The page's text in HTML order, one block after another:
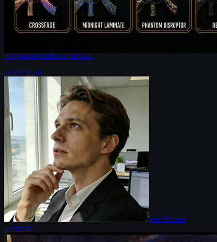
HeavyGod et G2 : mental, Major de Cologne et csgo
skin
HeavyGod raconte le parcours de G2 au Major de Cologne, sa
l'importance des skins CS2.
juin 17, 2026
par Michael
Johnson
Counter-Strike 2juin 17, 2026